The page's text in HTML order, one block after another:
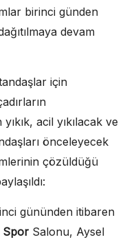
birinci günden
devam
için
acil yıkılacak ve
önceleyecek
çözüldüğü
gününden itibaren
Spor Salonu, Aysel